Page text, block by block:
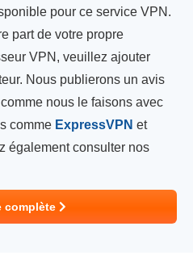
pour ce service VPN.
part de votre propre
VPN, veuillez ajouter
Nous publierons un avis
nous le faisons avec
comme ExpressVPN et
également consulter nos
complète